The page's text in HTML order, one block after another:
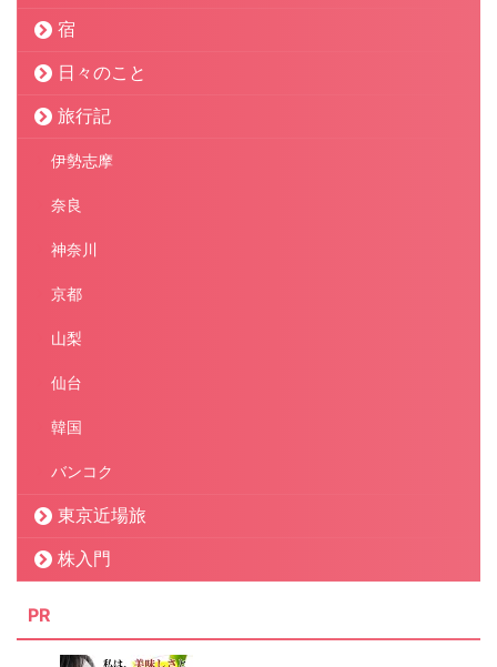
宿
日々のこと
旅行記
伊勢志摩
奈良
神奈川
京都
山梨
仙台
韓国
バンコク
東京近場旅
株入門
PR